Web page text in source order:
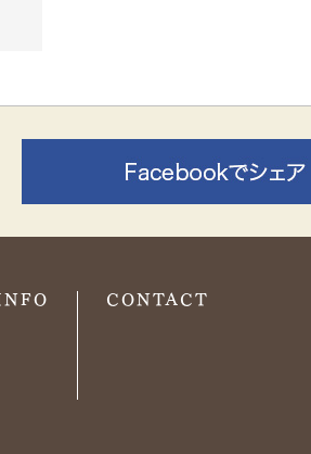
CONTACT